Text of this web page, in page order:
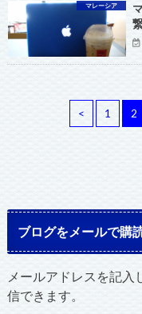
マレーシア
< 1 2
ブログをメールで購
メールアドレスを記入
信できます。